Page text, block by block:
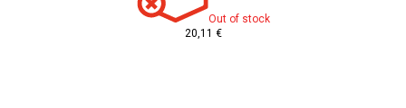
Out of stock
20,11 €